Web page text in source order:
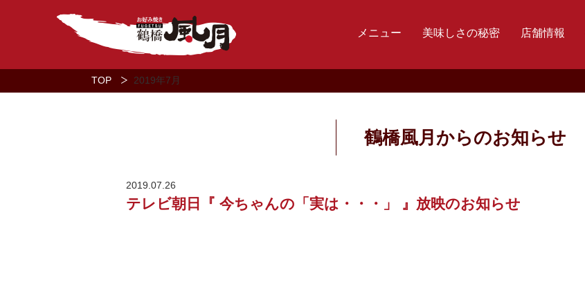
メニュー 美味しさの秘密 店舗情報
TOP 2019年7月
鶴橋風月からのお知らせ
2019.07.26
テレビ朝日『 今ちゃんの「実は・・・」 』放映のお知らせ